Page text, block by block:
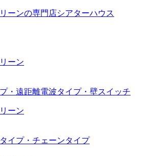
・遠距離電波タイプ・壁スイッチ
イプ・チェーンタイプ